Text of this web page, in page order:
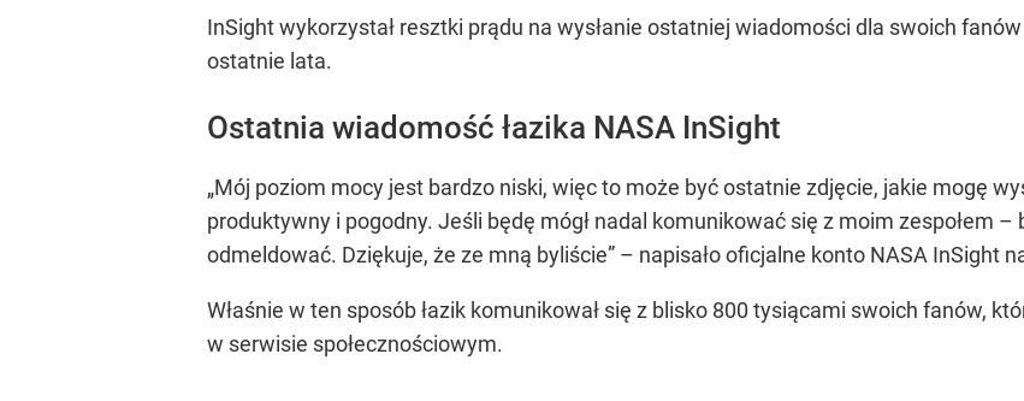
InSight wykorzystał resztki prądu na wysłanie ostatniej wiadomości dla swoich
ostatnie lata.
Ostatnia wiadomość łazika NASA InSight
„Mój poziom mocy jest bardzo niski, więc to może być ostatnie zdjęcie, jakie mogę
produktywny i pogodny. Jeśli będę mógł nadal komunikować się z moim zespołem –
odmeldować. Dziękuje, że ze mną byliście” – napisało oficjalne konto NASA InSight
Właśnie w ten sposób łazik komunikował się z blisko 800 tysiącami swoich fanów,
w serwisie społecznościowym.